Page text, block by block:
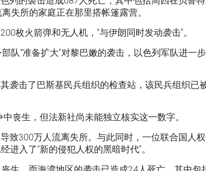
失所的家庭正在那里搭帐篷露营。
枚火箭弹和无人机，“与伊朗同时发动袭击”。
队“准备扩大”对黎巴嫩的袭击，以色列军队进一
袭击了巴斯基民兵组织的检查站，该民兵组织已
丧生，但法新社尚未能独立核实这一数字。
致300万人流离失所。与此同时，一位联合国人
入了“新的侵犯人权的黑暗时代”。